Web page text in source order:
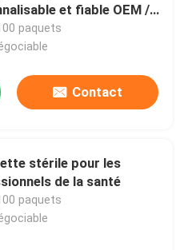
et fiable OEM /
paquets
Contact
stérile pour les
de la santé
paquets